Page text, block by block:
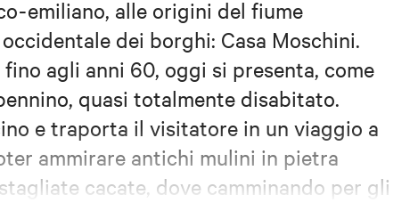
emiliano, alle origini del fiume
dei borghi: Casa Moschini.
agli anni 60, oggi si presenta, come
quasi totalmente disabitato.
e traporta il visitatore in un viaggio a
ammirare antichi mulini in pietra
cacate, dove camminando per gli